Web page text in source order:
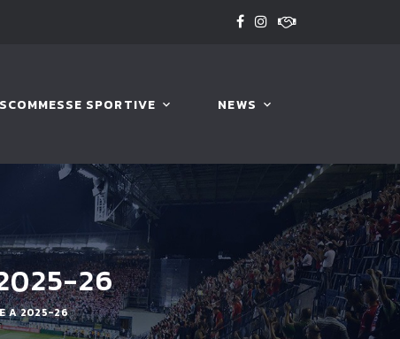
SCOMMESSE SPORTIVE NEWS
26
A 2025-26